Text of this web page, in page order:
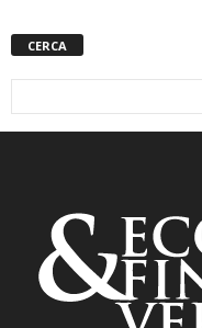
CERCA